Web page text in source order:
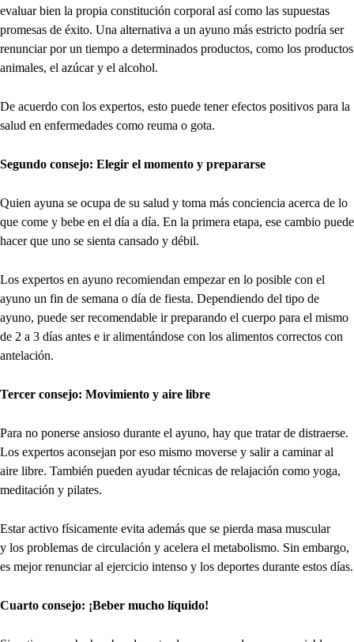
evaluar bien la propia constitución corporal así como las supuestas
promesas de éxito. Una alternativa a un ayuno más estricto podría ser
renunciar por un tiempo a determinados productos, como los productos
animales, el azúcar y el alcohol.
De acuerdo con los expertos, esto puede tener efectos positivos para la
salud en enfermedades como reuma o gota.
Segundo consejo: Elegir el momento y prepararse
Quien ayuna se ocupa de su salud y toma más conciencia acerca de lo
que come y bebe en el día a día. En la primera etapa, ese cambio puede
hacer que uno se sienta cansado y débil.
Los expertos en ayuno recomiendan empezar en lo posible con el
ayuno un fin de semana o día de fiesta. Dependiendo del tipo de
ayuno, puede ser recomendable ir preparando el cuerpo para el mismo
de 2 a 3 días antes e ir alimentándose con los alimentos correctos con
antelación.
Tercer consejo: Movimiento y aire libre
Para no ponerse ansioso durante el ayuno, hay que tratar de distraerse.
Los expertos aconsejan por eso mismo moverse y salir a caminar al
aire libre. También pueden ayudar técnicas de relajación como yoga,
meditación y pilates.
Estar activo físicamente evita además que se pierda masa muscular
y los problemas de circulación y acelera el metabolismo. Sin embargo,
es mejor renunciar al ejercicio intenso y los deportes durante estos días.
Cuarto consejo: ¡Beber mucho líquido!